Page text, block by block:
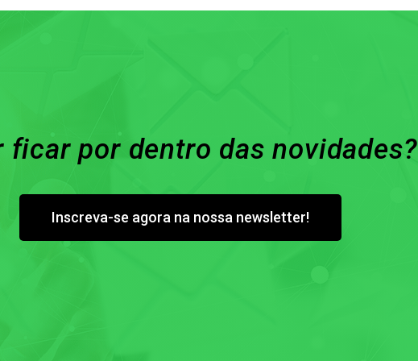
ficar por dentro das novidades?
Inscreva-se agora na nossa newsletter!